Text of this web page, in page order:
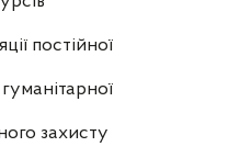
постійної
гуманітарної
захисту